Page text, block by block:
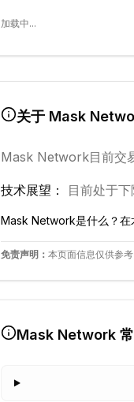
加载中...
关于 Mask
Mask Network目前交
技术展望： 目前处于下
Mask Network是什么？
免责声明： 本页面信息仅供参考
Mask Network常